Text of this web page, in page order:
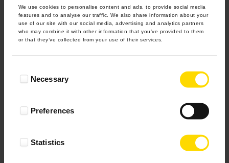
We use cookies to personalise content and ads, to provide social media
features and to analyse our traffic. We also share information about your
use of our site with our social media, advertising and analytics partners
who may combine it with other information that you’ve provided to them
or that they’ve collected from your use of their services.
SelectionNecessary
Preferences
Statistics
Kubek z nadrukiem Od 31.00